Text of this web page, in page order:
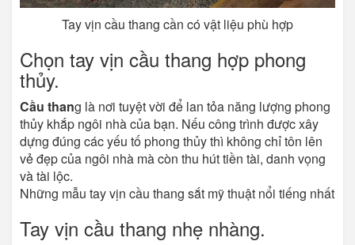
Tay vịn cầu thang cần có vật liệu phù hợp
Chọn tay vịn cầu thang hợp phong
thủy.
Cầu thang là nơi tuyệt vời để lan tỏa năng lượng phong
thủy khắp ngôi nhà của bạn. Nếu công trình được xây
dựng đúng các yếu tố phong thủy thì không chỉ tôn lên
vẻ đẹp của ngôi nhà mà còn thu hút tiền tài, danh vọng
và tài lộc.
Những mẫu tay vịn cầu thang sắt mỹ thuật nổi tiếng nhất
Tay vịn cầu thang nhẹ nhàng.